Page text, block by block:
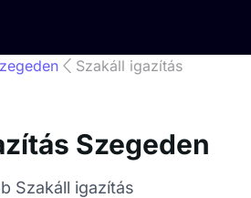
Szakáll igazítás
Szegeden
Szakáll igazítás